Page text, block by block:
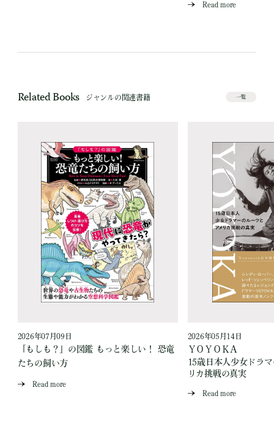
Read more
Related Books ジャンルの関連書籍 一覧
2026年07月09日
「もしも？」の図鑑 もっと楽しい！ 恐竜
たちの飼い方
Read more
2026年05月14日
ＹＯＹＯＫＡ
15歳日本人少女ドラ
リカ挑戦の真実
Read more